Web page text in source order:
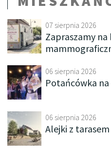
07 sierpnia 2026
Zapraszamy na
06 sierpnia 2026
Potańcówka
06 sierpnia 2026
Alejki z